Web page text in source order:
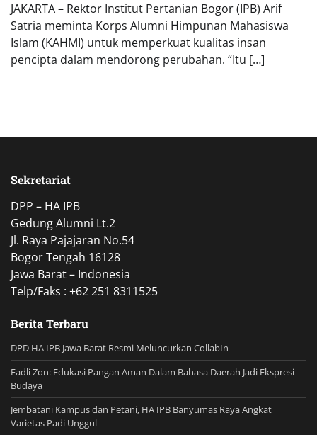
JAKARTA – Rektor Institut Pertanian Bogor (IPB) Arif
Satria meminta Korps Alumni Himpunan Mahasiswa
Islam (KAHMI) untuk memperkuat kualitas insan
pencipta dalam mendorong perubahan. “Itu […]
Sekretariat
DPP – HA IPB
Gedung Alumni Lt.2
Jl. Raya Pajajaran No.54
Bogor Tengah 16128
Jawa Barat – Indonesia
Telp/Faks : +62 251 8311525
Berita Terbaru
DPD HA IPB Jawa Barat Resmi Meluncurkan CollabIn
Fadli Zon: Edukasi Pangan Aman Dalam Bahasa Daerah Jadi Ekspresi
Budaya
Jembatani Kampus dan Petani, HA IPB Banyumas Raya Angkat
Varietas Padi Unggul